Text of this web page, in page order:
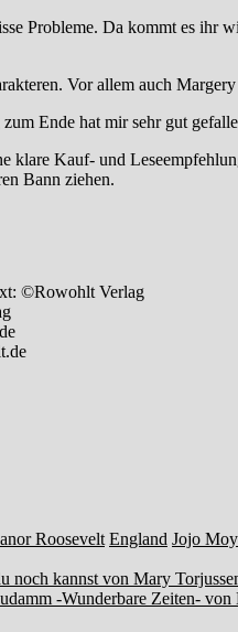
Probleme. Da kommt es ihr
Vor allem auch
Ende hat mir sehr gut
klare Kauf- und
Bann ziehen.
©Rowohlt Verlag
Roosevelt England Jojo
noch kannst von Mary
-Wunderbare Zeiten-